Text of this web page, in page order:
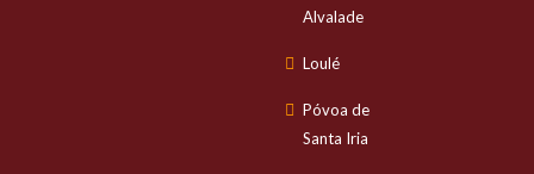
Alvalade
Loulé
Póvoa de
Santa Iria